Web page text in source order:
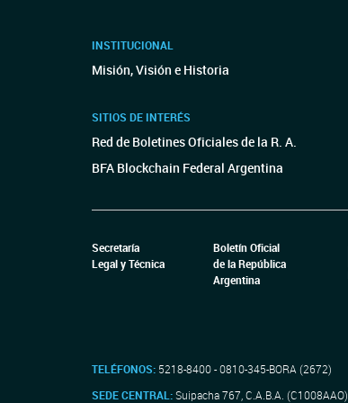
INSTITUCIONAL
Misión, Visión e Historia
SITIOS DE INTERÉS
Red de Boletines Oficiales de la R. A.
BFA Blockchain Federal Argentina
Secretaría
Legal y Técnica
Boletín Oficial
de la República
Argentina
TELÉFONOS: 5218-8400 - 0810-345-BORA (2672)
SEDE CENTRAL:Suipacha 767, C.A.B.A. (C1008AAO)